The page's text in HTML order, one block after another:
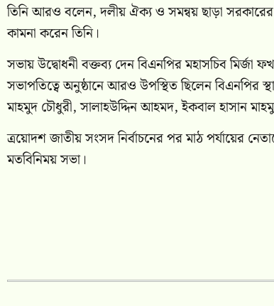
তিনি আরও বলেন, দলীয় ঐক্য ও সমন্বয় ছাড়া
কামনা করেন তিনি।
সভায় উদ্বোধনী বক্তব্য দেন বিএনপির মহাসচিব
সভাপতিত্বে অনুষ্ঠানে আরও উপস্থিত ছিলেন
মাহমুদ চৌধুরী, সালাহউদ্দিন আহমদ, ইকবাল হাসান
ত্রয়োদশ জাতীয় সংসদ নির্বাচনের পর মাঠ পর্যায়ের
মতবিনিময় সভা।